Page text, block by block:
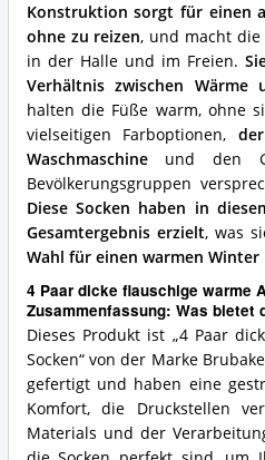
Konstruktion sorgt für einen
ohne zu reizen, und macht die
in der Halle und im Freien.
Verhältnis zwischen Wärme
halten die Füße warm, ohne
vielseitigen Farboptionen,
Waschmaschineund den
Bevölkerungsgruppen
Diese Socken haben in
Gesamtergebnis erzielt, was
Wahl für einen warmen Winter
4 Paar dicke flauschige warme
Zusammenfassung: Was bietet
Dieses Produkt ist „4 Paar
Socken“ von der Marke
gefertigt und haben eine
Komfort, die Druckstellen
Materials und der